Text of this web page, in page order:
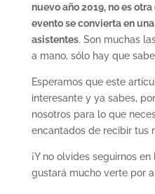
nuevo año 2019, no es
evento se convierta en
asistentes. Son muchas
a mano, sólo hay que
Esperamos que este
interesante y ya sabes,
nosotros para lo que
encantados de recibir tus
¡Y no olvides seguirnos
gustará mucho verte por